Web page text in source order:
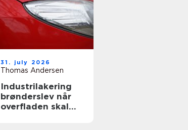
31. july 2026
Thomas Andersen
Industrilakering
brønderslev når
overfladen skal